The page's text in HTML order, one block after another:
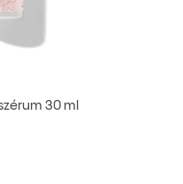
30 ml